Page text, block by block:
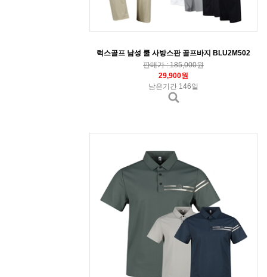
럭스골프 남성 쿨 사방스판 골프바지 BLU2M502
판매가 : 185,000원
29,900원
남은기간 146일